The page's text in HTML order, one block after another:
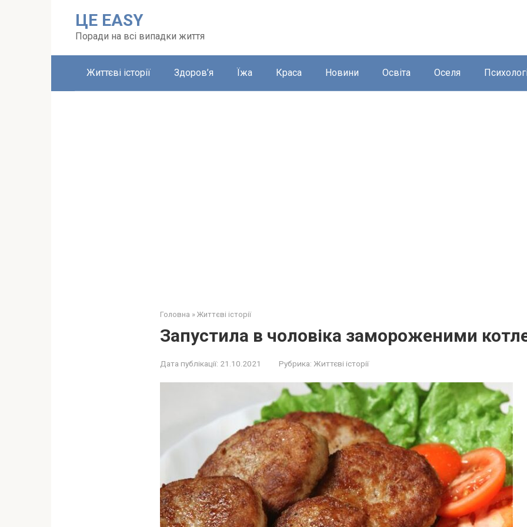
ЦЕ EASY
Поради на всі випадки життя
Життєві історії Здоров’я Їжа Краса Новини Освіта Оселя
Головна » Життєві історії
Запустила в чоловіка замороженими
Дата публікації: 21.10.2021 Рубрика: Життєві історії